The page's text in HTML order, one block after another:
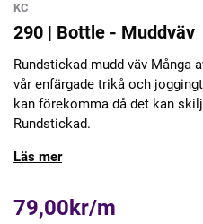
KC
290 | Bottle - Muddväv
Rundstickad mudd väv Många
vår enfärgade trikå och
kan förekomma då det kan
Rundstickad.
Läs mer
79,00kr/m